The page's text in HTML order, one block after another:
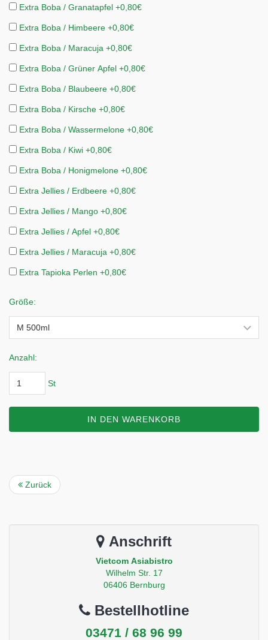
Extra Boba / Granatapfel +0,80€
Extra Boba / Himbeere +0,80€
Extra Boba / Maracuja +0,80€
Extra Boba / Grüner Apfel +0,80€
Extra Boba / Blaubeere +0,80€
Extra Boba / Kirsche +0,80€
Extra Boba / Wassermelone +0,80€
Extra Boba / Kiwi +0,80€
Extra Boba / Honigmelone +0,80€
Extra Jellies / Erdbeere +0,80€
Extra Jellies / Mango +0,80€
Extra Jellies / Apfel +0,80€
Extra Jellies / Maracuja +0,80€
Extra Tapioka Perlen +0,80€
Größe:
Anzahl:
St
IN DEN WARENKORB
Zurück
Anschrift
Vietcom Asiabistro
Wilhelm Str. 17
06406 Bernburg
Bestellhotline
03471 / 68 96 99